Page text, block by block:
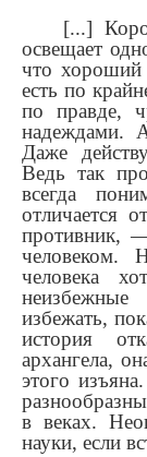
[...]
освещает
что хороший
есть по
по правде,
надеждами.
Даже
Ведь так
всегда
отличается
противник,
человеком.
человека
избежать,
история
архангела,
этого
в веках.
науки, если